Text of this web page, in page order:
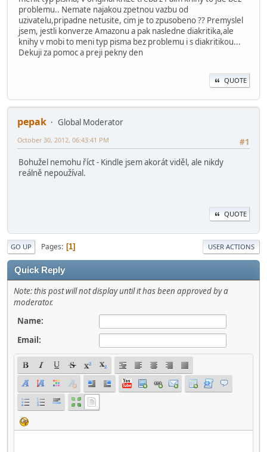
problemu.. Nemate najakou zpetnou vazbu od
uzivatelu,pripadne netusite, cim je to zpusobeno ?? Premyslel
jsem, jestli konverze Amazonu a pak nasledne diakritika,ale
knihy v mobi to meni typ pisma bez problemu i s diakritikou...
Dekuji za pomoc a preji pekny den
QUOTE
pepak
Global Moderator
#1
October 30, 2012, 06:43:41 PM
Bohužel nemohu říct - Kindle jsem akorát viděl, ale nikdy
reálně nepoužíval.
QUOTE
GO UP Pages 1 USER ACTIONS
Quick Reply
Note: this post will not display until it has been approved by a
moderator.
Name:
Email: